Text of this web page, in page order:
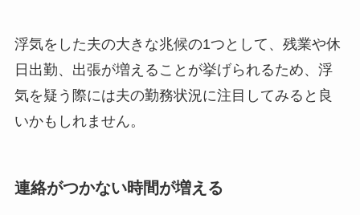
浮気をした夫の大きな兆候の1つとして、残業や休
日出勤、出張が増えることが挙げられるため、浮
気を疑う際には夫の勤務状況に注目してみると良
いかもしれません。
連絡がつかない時間が増える